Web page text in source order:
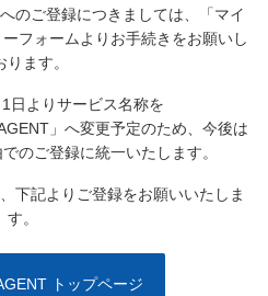
のご登録につきましては、
「マイ
フォームよりお手続きをお願いし
ります。
日よりサービス名称を
」へ変更予定のため、 今後は
のご登録に統一いたします。
下記よりご登録をお願いいたしま
す。
トップページ